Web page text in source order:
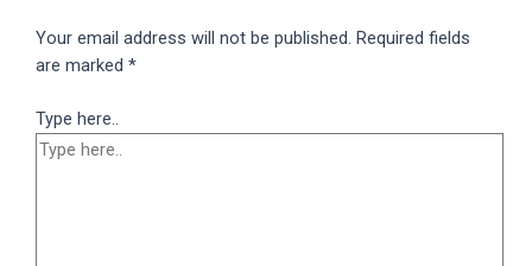
Your email address will not be published. Required fields
are marked*
Type here..